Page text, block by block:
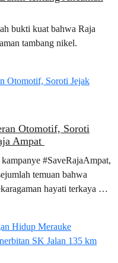
bukti kuat bahwa Raja
tambang nikel.
Otomotif, Soroti
Ampat
#SaveRajaAmpat,
temuan bahwa
hayati terkaya di
tambang. Temuan
Greenpeace, Surga yang
ini. Seiring dengan
menggelar aksi